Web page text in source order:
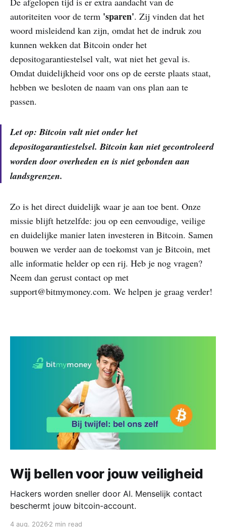
autoriteiten voor de term 'sparen'. Zij vinden dat het
woord misleidend kan zijn, omdat het de indruk zou
kunnen wekken dat Bitcoin onder het
depositogarantiestelsel valt, wat niet het geval is.
Omdat duidelijkheid voor ons op de eerste plaats staat,
hebben we besloten de naam van ons plan aan te
passen.
Let op: Bitcoin valt niet onder het
depositogarantiestelsel. Bitcoin kan niet gecontroleerd
worden door overheden en is niet gebonden aan
landsgrenzen.
Zo is het direct duidelijk waar je aan toe bent. Onze
missie blijft hetzelfde: jou op een eenvoudige, veilige
en duidelijke manier laten investeren in Bitcoin. Samen
bouwen we verder aan de toekomst van je Bitcoin, met
alle informatie helder op een rij. Heb je nog vragen?
Neem dan gerust contact op met
support@bitmymoney.com. We helpen je graag verder!
Wij bellen voor jouw veiligheid
Hackers worden sneller door AI. Menselijk contact
beschermt jouw bitcoin-account.
4 aug. 2026 2 min read